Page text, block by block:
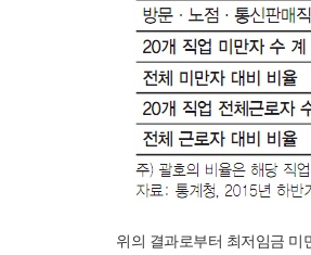
위의 결과로부터 최저임금 미